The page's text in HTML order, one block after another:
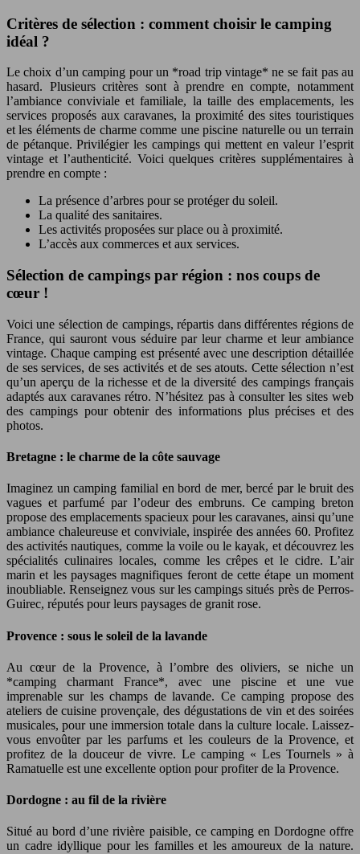
Critères de sélection : comment choisir le camping
idéal ?
Le choix d’un camping pour un *road trip vintage* ne se fait pas au
hasard. Plusieurs critères sont à prendre en compte, notamment
l’ambiance conviviale et familiale, la taille des emplacements, les
services proposés aux caravanes, la proximité des sites touristiques
et les éléments de charme comme une piscine naturelle ou un terrain
de pétanque. Privilégier les campings qui mettent en valeur l’esprit
vintage et l’authenticité. Voici quelques critères supplémentaires à
prendre en compte :
La présence d’arbres pour se protéger du soleil.
La qualité des sanitaires.
Les activités proposées sur place ou à proximité.
L’accès aux commerces et aux services.
Sélection de campings par région : nos coups de
cœur !
Voici une sélection de campings, répartis dans différentes régions de
France, qui sauront vous séduire par leur charme et leur ambiance
vintage. Chaque camping est présenté avec une description détaillée
de ses services, de ses activités et de ses atouts. Cette sélection n’est
qu’un aperçu de la richesse et de la diversité des campings français
adaptés aux caravanes rétro. N’hésitez pas à consulter les sites web
des campings pour obtenir des informations plus précises et des
photos.
Bretagne : le charme de la côte sauvage
Imaginez un camping familial en bord de mer, bercé par le bruit des
vagues et parfumé par l’odeur des embruns. Ce camping breton
propose des emplacements spacieux pour les caravanes, ainsi qu’une
ambiance chaleureuse et conviviale, inspirée des années 60. Profitez
des activités nautiques, comme la voile ou le kayak, et découvrez les
spécialités culinaires locales, comme les crêpes et le cidre. L’air
marin et les paysages magnifiques feront de cette étape un moment
inoubliable. Renseignez vous sur les campings situés près de Perros-
Guirec, réputés pour leurs paysages de granit rose.
Provence : sous le soleil de la lavande
Au cœur de la Provence, à l’ombre des oliviers, se niche un
*camping charmant France*, avec une piscine et une vue
imprenable sur les champs de lavande. Ce camping propose des
ateliers de cuisine provençale, des dégustations de vin et des soirées
musicales, pour une immersion totale dans la culture locale. Laissez-
vous envoûter par les parfums et les couleurs de la Provence, et
profitez de la douceur de vivre. Le camping « Les Tournels » à
Ramatuelle est une excellente option pour profiter de la Provence.
Dordogne : au fil de la rivière
Situé au bord d’une rivière paisible, ce camping en Dordogne offre
un cadre idyllique pour les familles et les amoureux de la nature.